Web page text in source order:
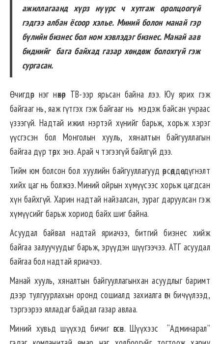
ажиллагаанд хүрз нүүрс ч хутгаж оролцоогүй
гэдгээ албан ёсоор хэлье. Миний болон манай гэр
бүлийн бизнес бол ном хэвлэдэг бизнес. Манай аав
биднийг бага байхад газар хөндөж болохгүй гэж
сургасан.
Өчигдөр нэг нөхөр ТВ-ээр ярьсан байна лээ. Юу ярих гэж
байгааг нь, яаж гүтгэх гэж байгааг нь мэдэж байсан учраас
үзээгүй. Надтай ижил нэртэй хүнийг барьж, хорьж хэрэг
үүсгэсэн бол Монголын хууль, хяналтын байгууллагын
байгаа дүр төрх энэ. Арай ч тэгээгүй байлгүй дээ.
Тийм юм болсон бол хуулийн байгууллагууд өөрсөддөө дүгнэлт
хийх цаг нь болжээ. Миний ойрын хүмүүсээс хорьж цагдсан
хүн байхгүй. Харин надтай найзалсан, зураг даруулсан гэж
хүмүүсийг барьж хориод байх шиг байна.
Асуудал байвал надтай яриачээ, битгий бизнес хийж
байгаа залуучуудыг барьж, эрүүдэн шүүгээчээ. АТГ асуудал
байгаа бол надтай яриачээ.
Манай хууль, хяналтын байгууллагынхан асуудлыг баримт
дээр тулгуурлахын оронд сошиалд захиалга өгч бичүүлээд,
тэргээрээ ялладаг байдал газар авлаа.
Миний хувьд шүүхэд бичиг өгсөн. Шүүхээс “Админарал”